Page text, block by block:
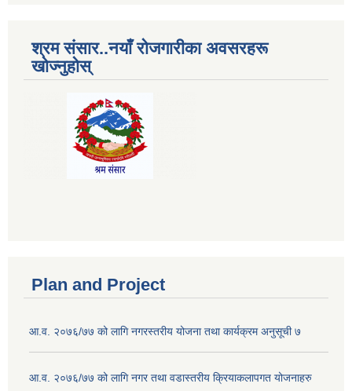
श्रम संसार..नयाँ रोजगारीका अवसरहरू
खोज्नुहोस्
Plan and Project
आ.व. २०७६/७७ को लागि नगरस्तरीय योजना तथा कार्यक्रम अनुसूची ७
आ.व. २०७६/७७ को लागि नगर तथा वडास्तरीय क्रियाकलापगत योजनाहरु